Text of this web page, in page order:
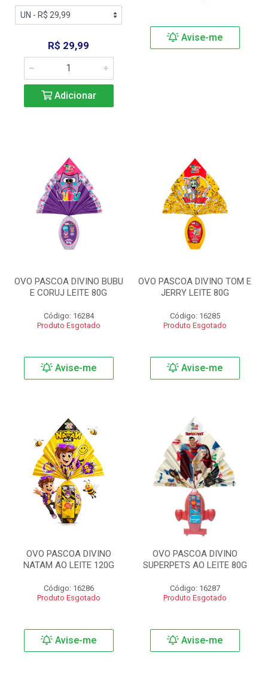
R$ 29,99
Adicionar
Avise-me
OVO PASCOA DIVINO BUBU
E CORUJ LEITE 80G
Código: 16284
Produto Esgotado
Avise-me
OVO PASCOA DIVINO TOM E
JERRY LEITE 80G
Código: 16285
Produto Esgotado
Avise-me
OVO PASCOA DIVINO
NATAM AO LEITE 120G
Código: 16286
Produto Esgotado
Avise-me
OVO PASCOA DIVINO
SUPERPETS AO LEITE 80G
Código: 16287
Produto Esgotado
Avise-me